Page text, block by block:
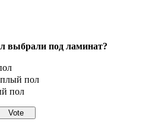
выбрали под ламинат?
пол
пол